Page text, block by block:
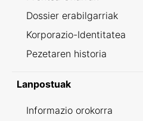
Dossier erabilgarriak
Korporazio-Identitatea
Pezetaren historia
Lanpostuak
Informazio orokorra